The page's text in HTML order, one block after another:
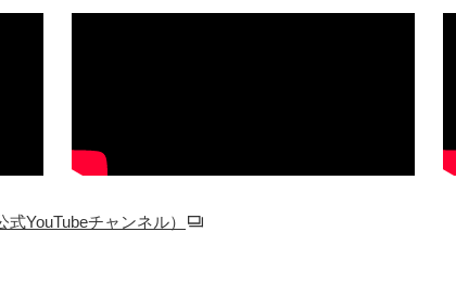
YouTubeチャンネル）